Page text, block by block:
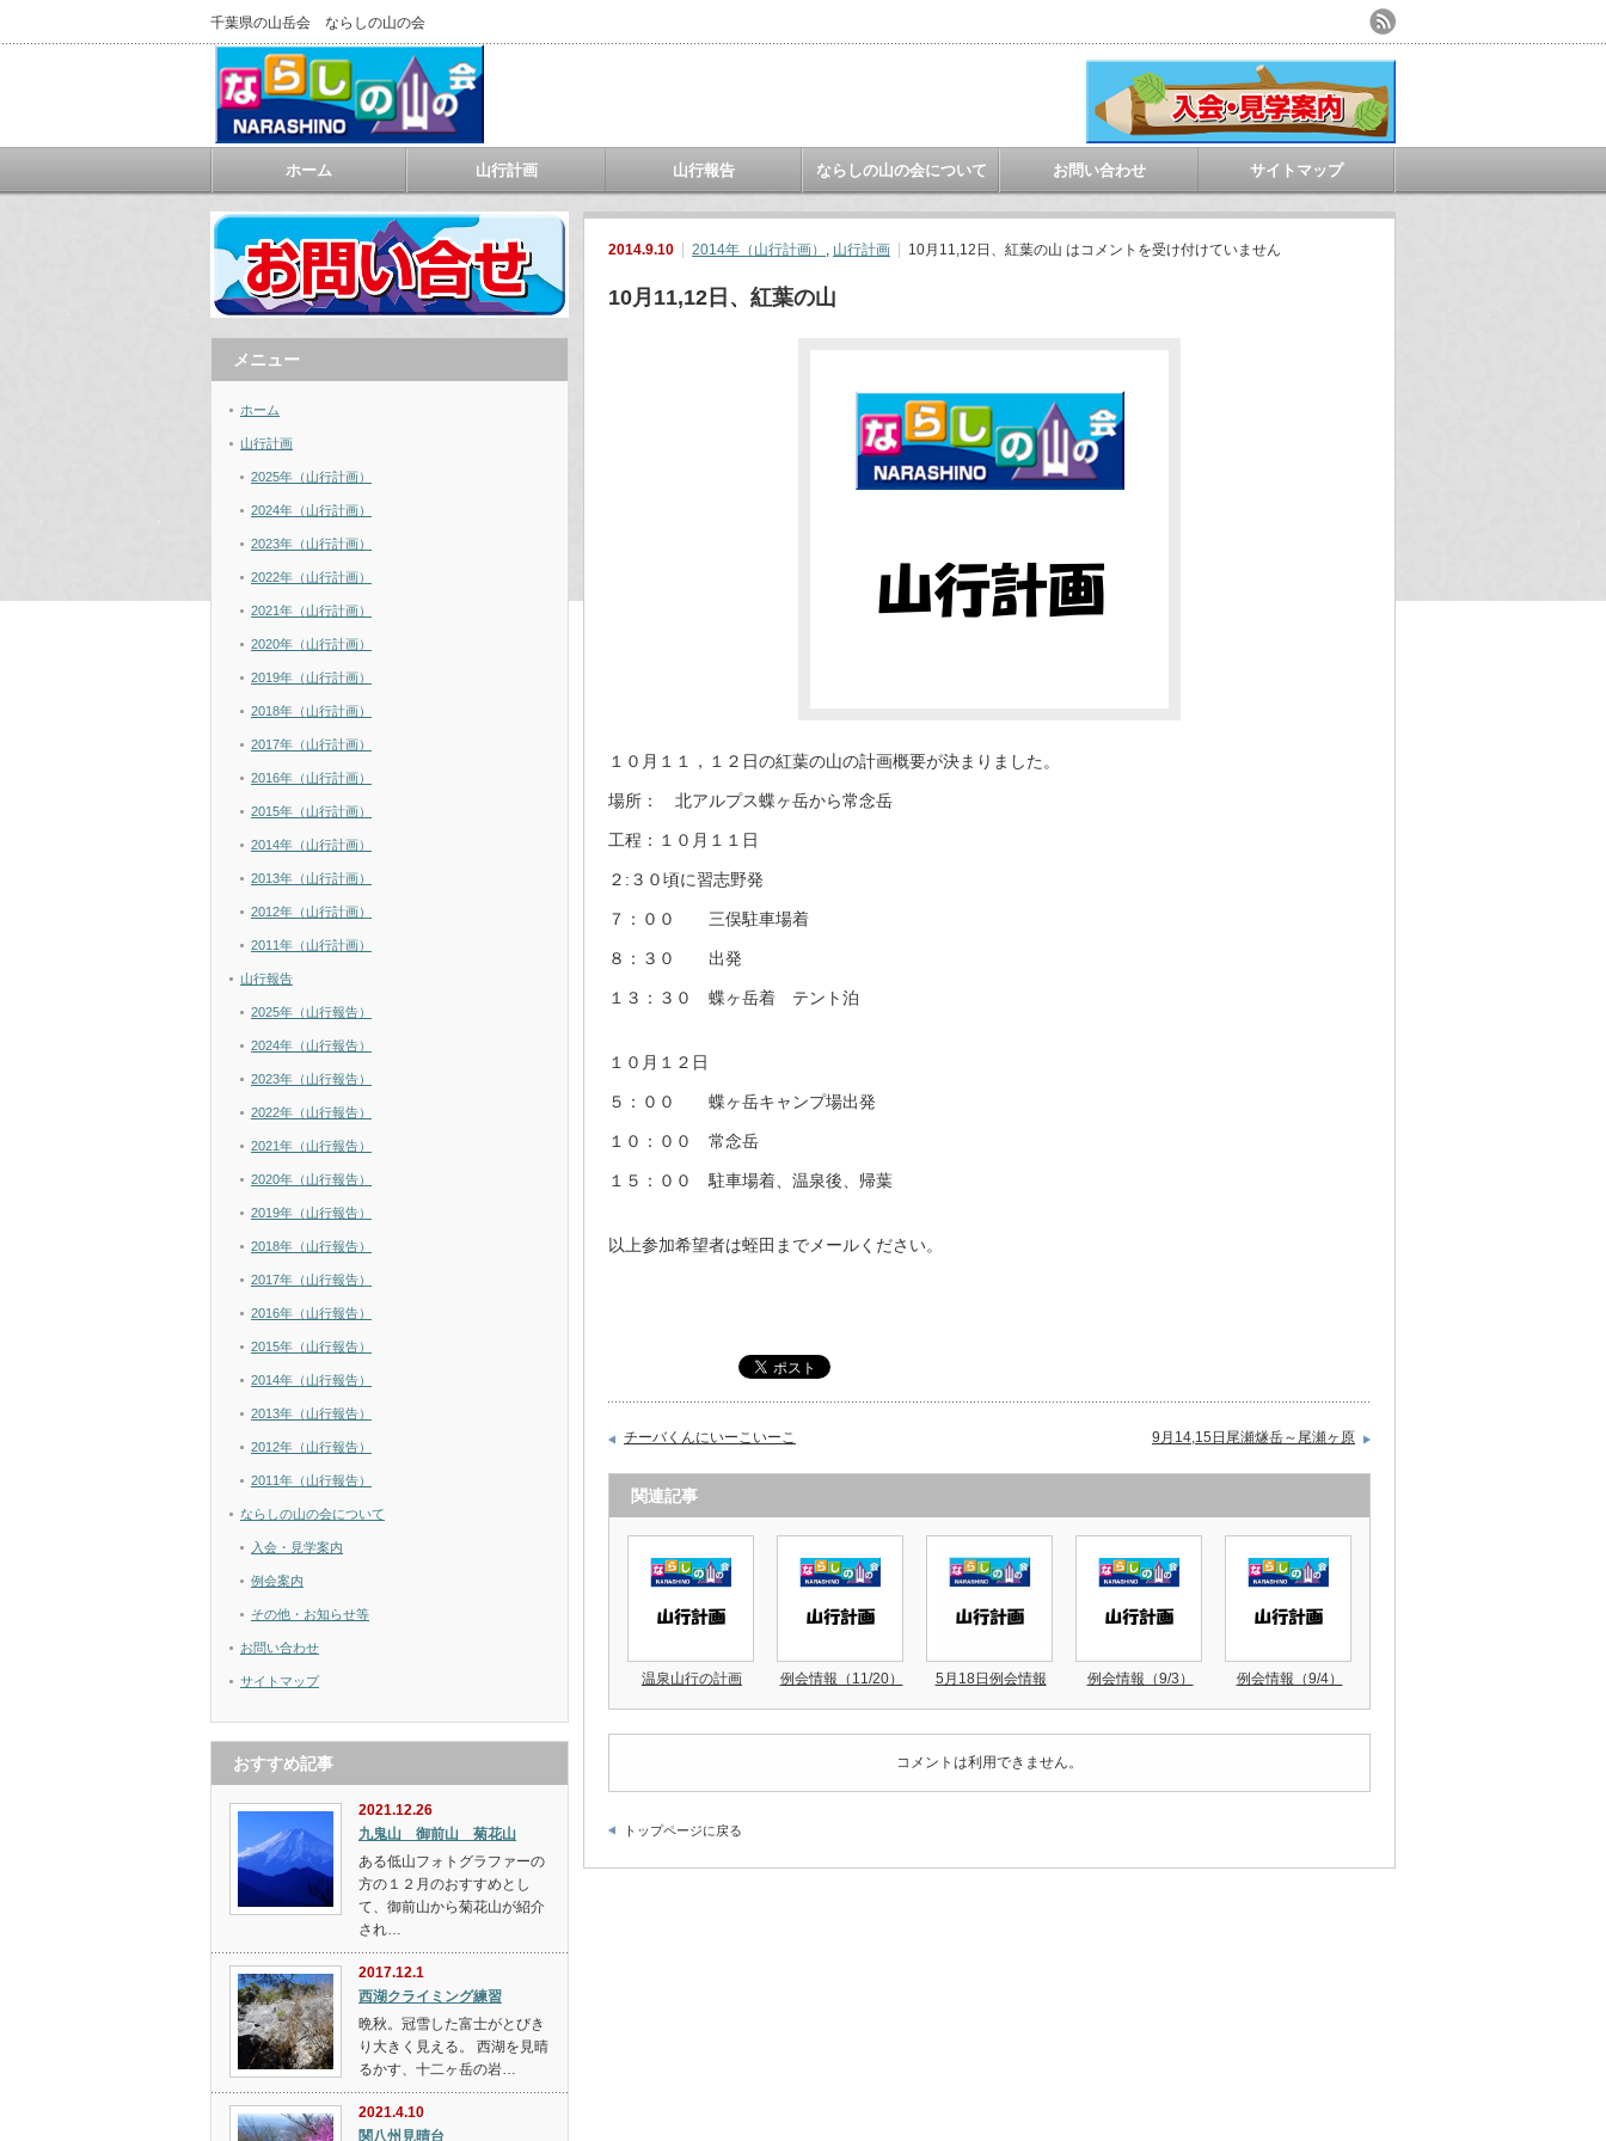
千葉県の山岳会 ならしの山の会
ホーム 山行計画 山行報告 ならしの山の会について お問い合わせ サイトマップ
2014.9.10 2014年（山行計画） , 山行計画 10月11,12日、紅葉の山 はコメントを受け付けていません
10月11,12日、紅葉の山
１０月１１，１２日の紅葉の山の計画概要が決まりました。
場所： 北アルプス蝶ヶ岳から常念岳
工程：１０月１１日
２:３０頃に習志野発
７：００ 三俣駐車場着
８：３０ 出発
１３：３０ 蝶ヶ岳着 テント泊
１０月１２日
５：００ 蝶ヶ岳キャンプ場出発
１０：００ 常念岳
１５：００ 駐車場着、温泉後、帰葉
以上参加希望者は蛭田までメールください。
チーバくんにいーこいーこ 9月14,15日尾瀬燧岳～尾瀬ヶ原
関連記事
温泉山行の計画 例会情報（11/20） 5月18日例会情報 例会情報（9/3） 例会情報（9/4）
コメントは利用できません。
トップページに戻る
メニュー
ホーム
山行計画
2025年（山行計画）
2024年（山行計画）
2023年（山行計画）
2022年（山行計画）
2021年（山行計画）
2020年（山行計画）
2019年（山行計画）
2018年（山行計画）
2017年（山行計画）
2016年（山行計画）
2015年（山行計画）
2014年（山行計画）
2013年（山行計画）
2012年（山行計画）
2011年（山行計画）
山行報告
2025年（山行報告）
2024年（山行報告）
2023年（山行報告）
2022年（山行報告）
2021年（山行報告）
2020年（山行報告）
2019年（山行報告）
2018年（山行報告）
2017年（山行報告）
2016年（山行報告）
2015年（山行報告）
2014年（山行報告）
2013年（山行報告）
2012年（山行報告）
2011年（山行報告）
ならしの山の会について
入会・見学案内
例会案内
その他・お知らせ等
お問い合わせ
サイトマップ
おすすめ記事
2021.12.26
九鬼山 御前山 菊花山
ある低山フォトグラファーの
方の１２月のおすすめとし
て、御前山から菊花山が紹介
され…
2017.12.1
西湖クライミング練習
晩秋。冠雪した富士がとびき
り大きく見える。 西湖を見晴
るかす、十二ヶ岳の岩…
2021.4.10
関八州見晴台